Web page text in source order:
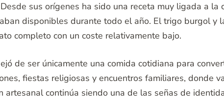
sus orígenes ha sido una receta muy ligada a
disponibles durante todo el año. El trigo burgol y
completo con un coste relativamente bajo.
de ser únicamente una comida cotidiana para
fiestas religiosas y encuentros familiares, donde
artesanal continúa siendo una de las señas de